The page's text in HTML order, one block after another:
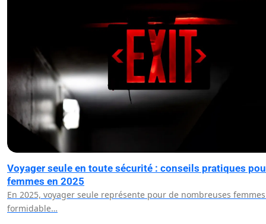
Voyager seule en toute sécurité : conseils pratiques
femmes en 2025
En 2025, voyager seule représente pour de nombreuses
formidable…